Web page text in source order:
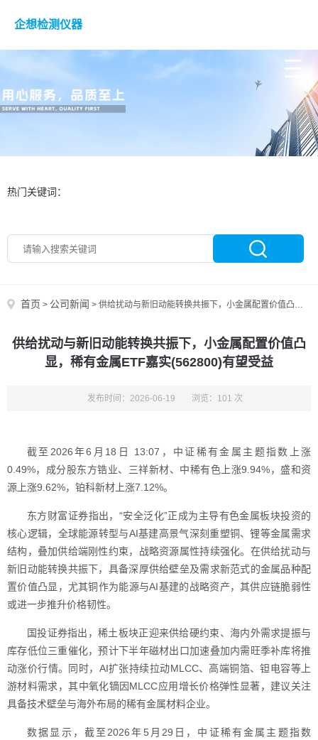
企想检测仪器
热门关键词：
首页 > 公司新闻 > 供给扰动与新旧动能转换共振下，小金属配置价值凸显，稀有金属ETF嘉实(562800)有望受益
供给扰动与新旧动能转换共振下，小金属配置价值凸
显，稀有金属ETF嘉实(562800)有望受益
发布时间：2026-06-19 浏览：101 次
截至2026年6月18日 13:07，中证稀有金属主题指数上涨
0.49%，成分股东方锆业、三祥新材、中稀有色上涨9.94%，盛和资
源上涨9.62%，铂科新材上涨7.12%。
东方财富证券指出，“安全泛化”正成为主导有色金属板块投资的
核心逻辑，全球能源转型与AI基建高景气深刻重塑铜、锂等金属需求
结构，叠加供给端刚性约束，战略资源属性持续强化。在供给扰动与
新旧动能转换共振下，具备深厚供给壁垒及需求新范式的金属品种配
置价值凸显，尤其铜作为能源与AI基建的战略资产，其供应链脆弱性
或进一步推升价格韧性。
国投证券指出，稀土板块正迎来供给硬约束、海内外需求提振与
库存低位三重催化，预计下半年磁材出口加速叠加内需旺季补库将推
动涨价行情。同时，AI扩张持续拉动MLCC、高端铜箔、钽电容等上
游材料需求，其中氧化镝因MLCC应用增长价格弹性显著，建议关注
具备技术壁垒与海外布局的稀有金属材料企业。
数据显示，截至2026年5月29日，中证稀有金属主题指数